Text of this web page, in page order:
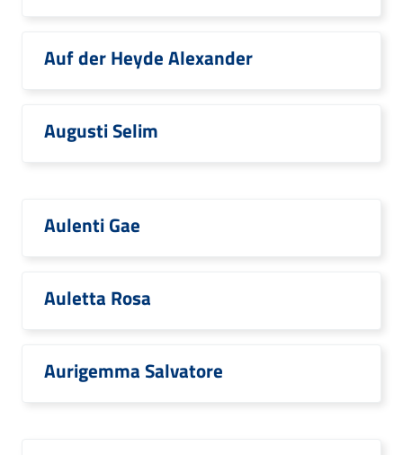
Auf der Heyde Alexander
Augusti Selim
Aulenti Gae
Auletta Rosa
Aurigemma Salvatore